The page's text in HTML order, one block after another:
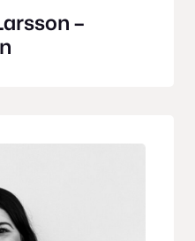
–